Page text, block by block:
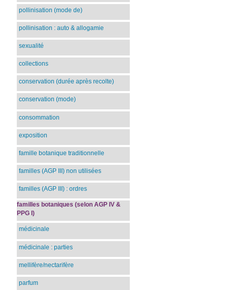
pollinisation (mode de)
pollinisation : auto & allogamie
sexualité
collections
conservation (durée après recolte)
conservation (mode)
consommation
exposition
famille botanique traditionnelle
familles (AGP III) non utilisées
familles (AGP III) : ordres
familles botaniques (selon AGP IV &
PPG I)
médicinale
médicinale : parties
mellifère/nectarifère
parfum